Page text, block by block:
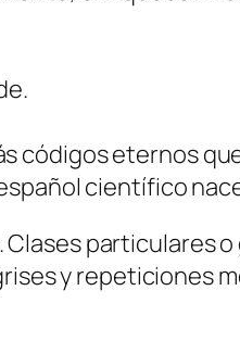
códigos eternos
científico
particulares
y repeticiones